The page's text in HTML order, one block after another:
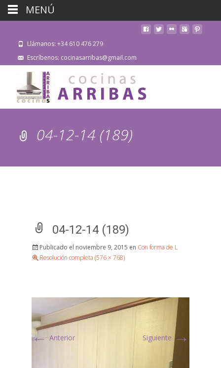
Llámanos: +34 610 476 279
Escríbenos: cocinasarribas@gmail.com
04-12-14 (189)
04-12-14 (189)
Publicado el noviembre 9, 2015 en Con forma de L
Resolución completa (576 × 768)
← Anterior Siguiente →
MENÚ